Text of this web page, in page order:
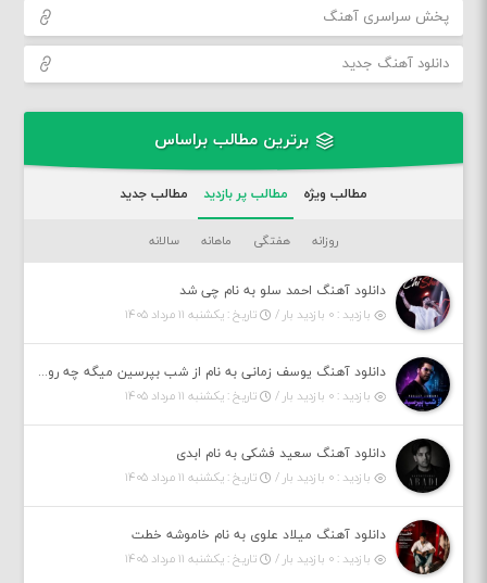
پخش سراسری آهنگ
دانلود آهنگ جدید
برترین مطالب براساس
مطالب ویژه مطالب پر بازدید مطالب جدید
روزانه هفتگی ماهانه سالانه
دانلود آهنگ احمد سلو به نام چی شد
بازدید : ۰ بازدید بار /
تاریخ : یکشنبه ۱۱ مرداد ۱۴۰۵
دانلود آهنگ یوسف زمانی به نام از شب بپرسین میگه چه روزگاری دارم
بازدید : ۰ بازدید بار /
تاریخ : یکشنبه ۱۱ مرداد ۱۴۰۵
دانلود آهنگ سعید فشکی به نام ابدی
بازدید : ۰ بازدید بار /
تاریخ : یکشنبه ۱۱ مرداد ۱۴۰۵
دانلود آهنگ میلاد علوی به نام خاموشه خطت
بازدید : ۰ بازدید بار /
تاریخ : یکشنبه ۱۱ مرداد ۱۴۰۵